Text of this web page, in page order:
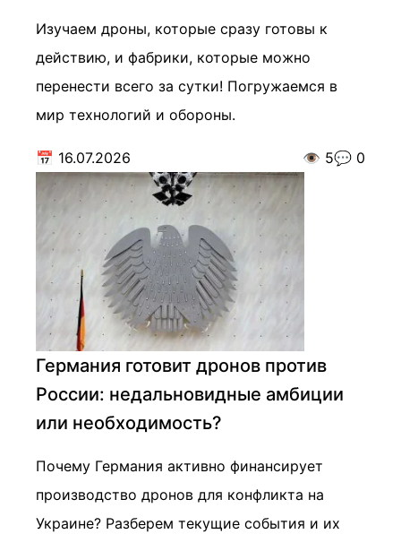
Изучаем дроны, которые сразу готовы к
действию, и фабрики, которые можно
перенести всего за сутки! Погружаемся в
мир технологий и обороны.
📅 16.07.2026 👁️ 5💬 0
Германия готовит дронов против
России: недальновидные амбиции
или необходимость?
Почему Германия активно финансирует
производство дронов для конфликта на
Украине? Разберем текущие события и их